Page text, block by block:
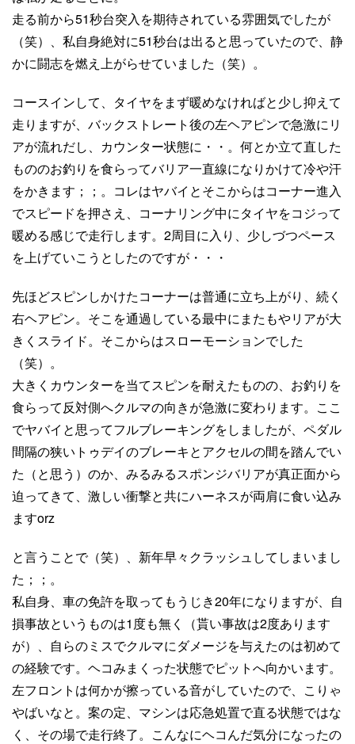
走る前から51秒台突入を期待されている雰囲気でしたが
（笑）、私自身絶対に51秒台は出ると思っていたので、静
かに闘志を燃え上がらせていました（笑）。
コースインして、タイヤをまず暖めなければと少し抑えて
走りますが、バックストレート後の左ヘアピンで急激にリ
アが流れだし、カウンター状態に・・。何とか立て直した
もののお釣りを食らってバリア一直線になりかけて冷や汗
をかきます；；。コレはヤバイとそこからはコーナー進入
でスピードを押さえ、コーナリング中にタイヤをコジって
暖める感じで走行します。2周目に入り、少しづつペース
を上げていこうとしたのですが・・・
先ほどスピンしかけたコーナーは普通に立ち上がり、続く
右ヘアピン。そこを通過している最中にまたもやリアが大
きくスライド。そこからはスローモーションでした
（笑）。
大きくカウンターを当てスピンを耐えたものの、お釣りを
食らって反対側へクルマの向きが急激に変わります。ここ
でヤバイと思ってフルブレーキングをしましたが、ペダル
間隔の狭いトゥデイのブレーキとアクセルの間を踏んでい
た（と思う）のか、みるみるスポンジバリアが真正面から
迫ってきて、激しい衝撃と共にハーネスが両肩に食い込み
ますorz
と言うことで（笑）、新年早々クラッシュしてしまいまし
た；；。
私自身、車の免許を取ってもうじき20年になりますが、自
損事故というものは1度も無く（貰い事故は2度あります
が）、自らのミスでクルマにダメージを与えたのは初めて
の経験です。ヘコみまくった状態でピットへ向かいます。
左フロントは何かが擦っている音がしていたので、こりゃ
やばいなと。案の定、マシンは応急処置で直る状態ではな
く、その場で走行終了。こんなにヘコんだ気分になったの